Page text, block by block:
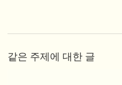
같은 주제에 대한 글